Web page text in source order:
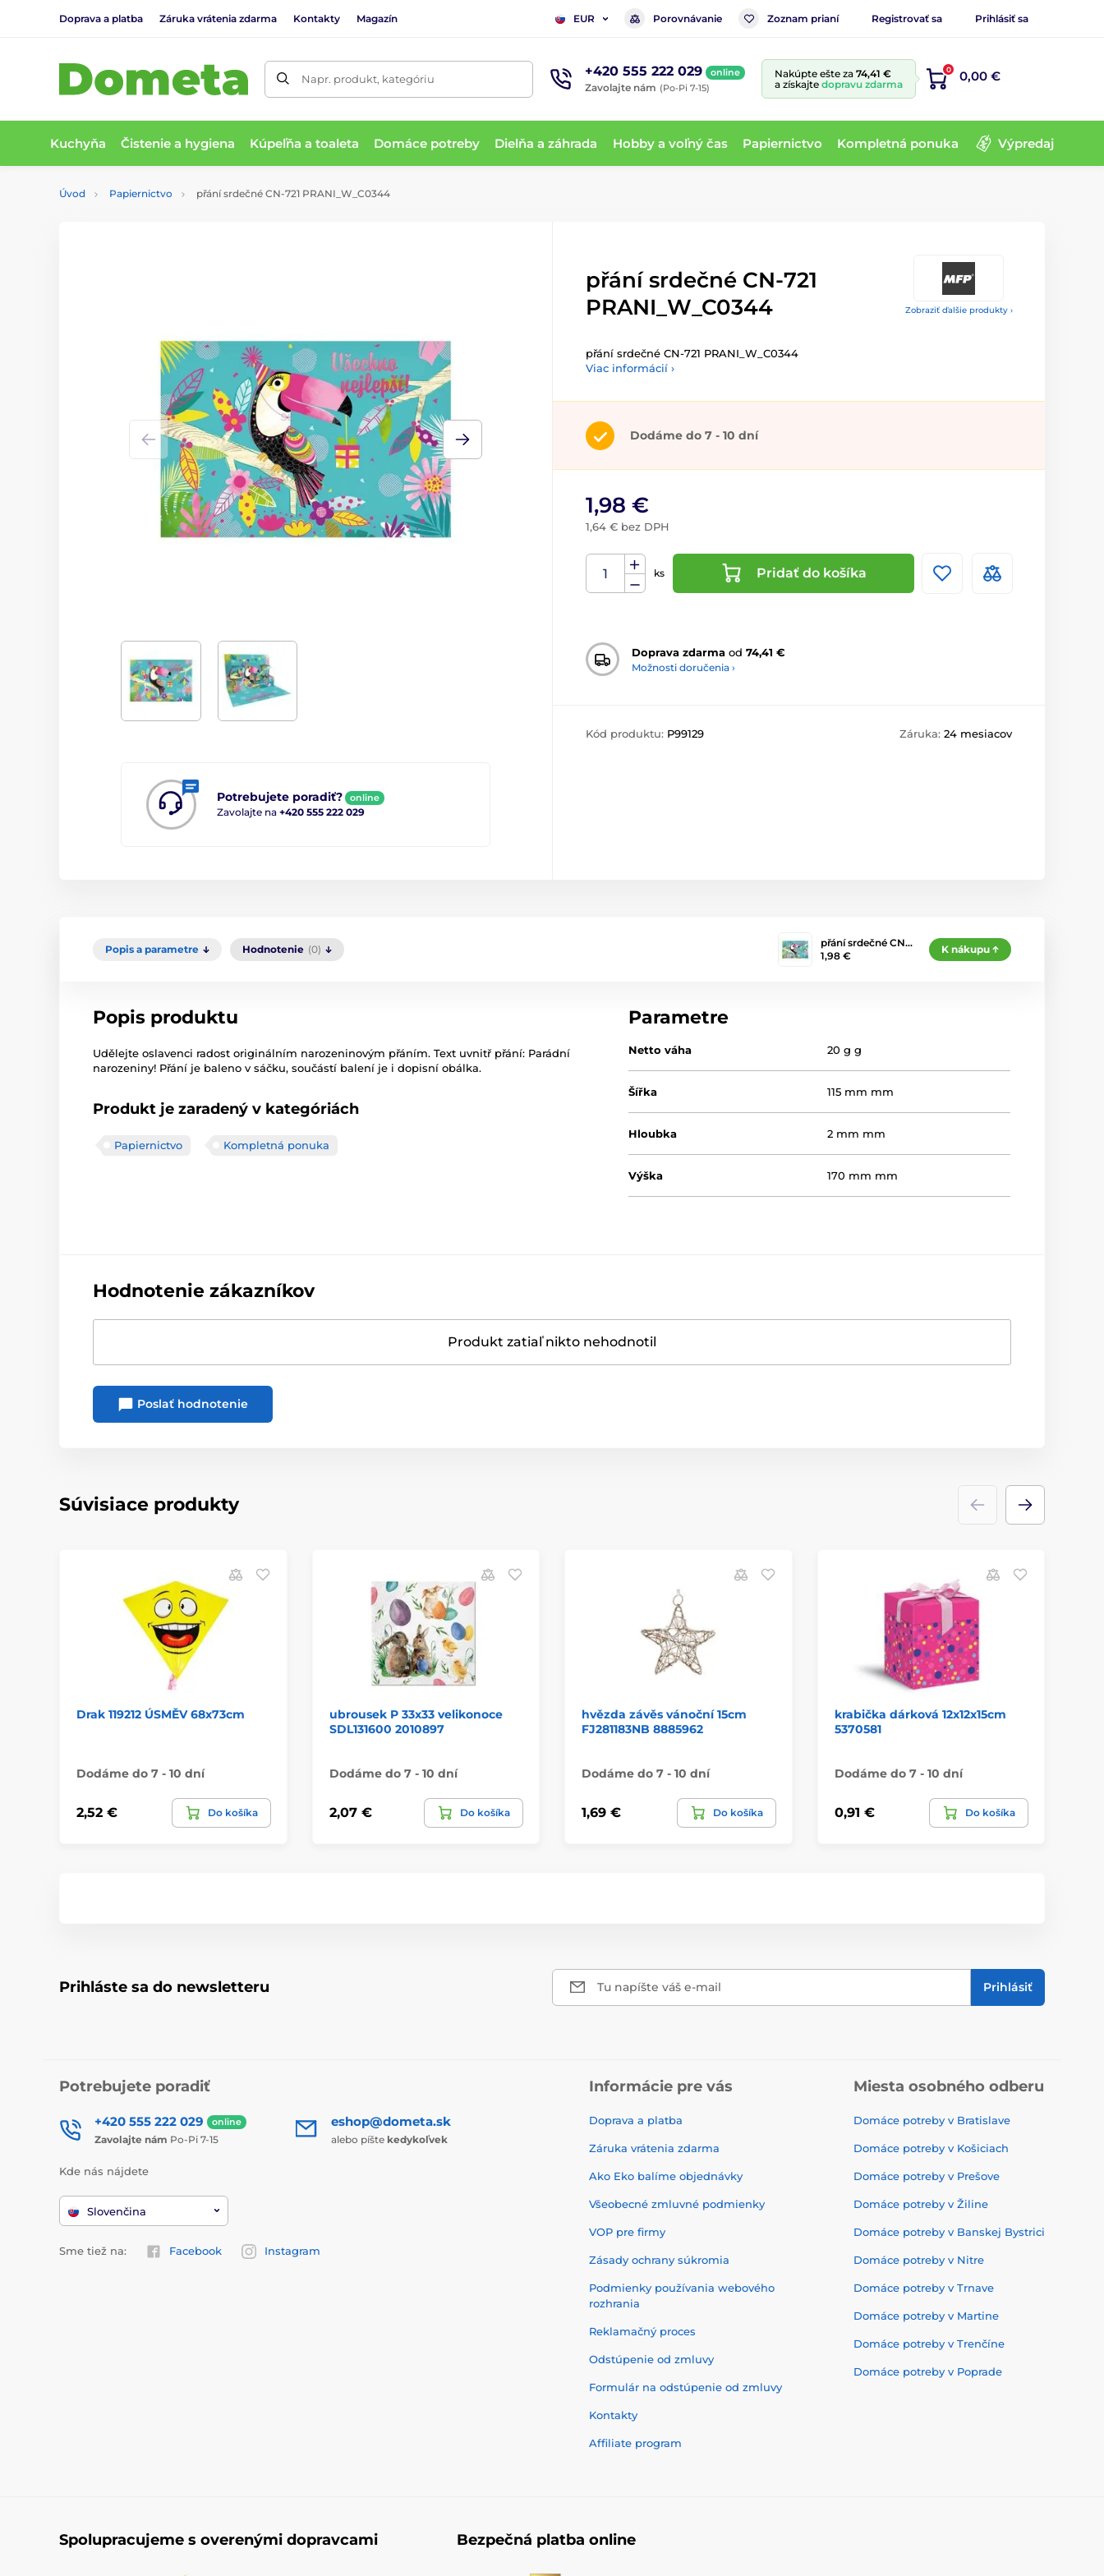
Doprava a platba Záruka vrátenia zdarma Kontakty Magazín EUR Porovnávanie Zoznam prianí Registrovať sa Prihlásiť sa
Napr. produkt, kategóriu +420 555 222 029 online
Zavolajte nám (Po-Pi 7-15)
Nakúpte ešte za 74,41 €
a získajte dopravu zdarma
0 0,00 €
Kuchyňa Čistenie a hygiena Kúpeľňa a toaleta Domáce potreby Dielňa a záhrada Hobby a voľný čas Papiernictvo Kompletná ponuka Výpredaj
Úvod Papiernictvo přání srdečné CN-721 PRANI_W_C0344
Zobraziť ďalšie produkty ›
Potrebujete poradiť? online
Zavolajte na +420 555 222 029
přání srdečné CN-721
PRANI_W_C0344
přání srdečné CN-721 PRANI_W_C0344
Viac informácií ›
Dodáme do 7 - 10 dní
1,98 €
1,64 € bez DPH
ks Pridať do košíka
Doprava zdarma od 74,41 €
Možnosti doručenia ›
Kód produktu: P99129 Záruka: 24 mesiacov
Popis a parametre Hodnotenie (0)
přání srdečné CN…
1,98 €
K nákupu
Popis produktu
Udělejte oslavenci radost originálním narozeninovým přáním. Text uvnitř přání: Parádní
narozeniny! Přání je baleno v sáčku, součástí balení je i dopisní obálka.
Produkt je zaradený v kategóriách
Papiernictvo Kompletná ponuka
Parametre
Netto váha 20 g g
Šířka 115 mm mm
Hloubka 2 mm mm
Výška 170 mm mm
Hodnotenie zákazníkov
Produkt zatiaľ nikto nehodnotil
Poslať hodnotenie
Súvisiace produkty
Drak 119212 ÚSMĚV 68x73cm
Dodáme do 7 - 10 dní
2,52 € Do košíka
ubrousek P 33x33 velikonoce
SDL131600 2010897
Dodáme do 7 - 10 dní
2,07 € Do košíka
hvězda závěs vánoční 15cm
FJ281183NB 8885962
Dodáme do 7 - 10 dní
1,69 € Do košíka
krabička dárková 12x12x15cm
5370581
Dodáme do 7 - 10 dní
0,91 € Do košíka
Prihláste sa do newsletteru Tu napíšte váš e-mail Prihlásiť
Potrebujete poradiť
+420 555 222 029 online
Zavolajte nám Po-Pi 7-15
eshop@dometa.sk
alebo píšte kedykoľvek
Kde nás nájdete
Slovenčina
Sme tiež na: Facebook Instagram
Informácie pre vás
Doprava a platba
Záruka vrátenia zdarma
Ako Eko balíme objednávky
Všeobecné zmluvné podmienky
VOP pre firmy
Zásady ochrany súkromia
Podmienky používania webového
rozhrania
Reklamačný proces
Odstúpenie od zmluvy
Formulár na odstúpenie od zmluvy
Kontakty
Affiliate program
Miesta osobného odberu
Domáce potreby v Bratislave
Domáce potreby v Košiciach
Domáce potreby v Prešove
Domáce potreby v Žiline
Domáce potreby v Banskej Bystrici
Domáce potreby v Nitre
Domáce potreby v Trnave
Domáce potreby v Martine
Domáce potreby v Trenčíne
Domáce potreby v Poprade
Spolupracujeme s overenými dopravcami Bezpečná platba online